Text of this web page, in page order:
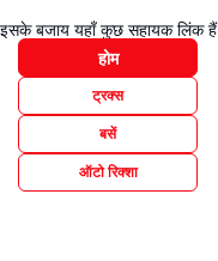
इसके बजाय यहाँ कुछ सहायक लिंक हैं
होम
ट्रक्स
बसें
ऑटो रिक्शा